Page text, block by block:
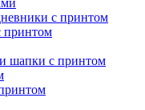
с принтом
принтом
шапки с принтом